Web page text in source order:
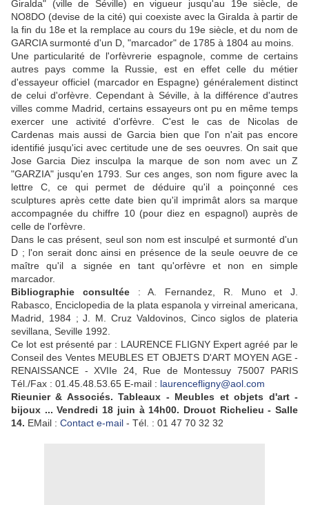
Giralda" (ville de Séville) en vigueur jusqu'au 19e siècle, de
NO8DO (devise de la cité) qui coexiste avec la Giralda à partir de
la fin du 18e et la remplace au cours du 19e siècle, et du nom de
GARCIA surmonté d'un D, "marcador" de 1785 à 1804 au moins.
Une particularité de l'orfèvrerie espagnole, comme de certains
autres pays comme la Russie, est en effet celle du métier
d'essayeur officiel (marcador en Espagne) généralement distinct
de celui d'orfèvre. Cependant à Séville, à la différence d'autres
villes comme Madrid, certains essayeurs ont pu en même temps
exercer une activité d'orfèvre. C'est le cas de Nicolas de
Cardenas mais aussi de Garcia bien que l'on n'ait pas encore
identifié jusqu'ici avec certitude une de ses oeuvres. On sait que
Jose Garcia Diez insculpa la marque de son nom avec un Z
"GARZIA" jusqu'en 1793. Sur ces anges, son nom figure avec la
lettre C, ce qui permet de déduire qu'il a poinçonné ces
sculptures après cette date bien qu'il imprimât alors sa marque
accompagnée du chiffre 10 (pour diez en espagnol) auprès de
celle de l'orfèvre.
Dans le cas présent, seul son nom est insculpé et surmonté d'un
D ; l'on serait donc ainsi en présence de la seule oeuvre de ce
maître qu'il a signée en tant qu'orfèvre et non en simple
marcador.
Bibliographie consultée: A. Fernandez, R. Muno et J.
Rabasco, Enciclopedia de la plata espanola y virreinal americana,
Madrid, 1984 ; J. M. Cruz Valdovinos, Cinco siglos de plateria
sevillana, Seville 1992.
Ce lot est présenté par : LAURENCE FLIGNY Expert agréé par le
Conseil des Ventes MEUBLES ET OBJETS D'ART MOYEN AGE -
RENAISSANCE - XVIIe 24, Rue de Montessuy 75007 PARIS
Tél./Fax : 01.45.48.53.65 E-mail : laurencefligny@aol.com
Rieunier & Associés.Tableaux - Meubles et objets d'art -
bijoux ... Vendredi 18 juin à 14h00. Drouot Richelieu - Salle
14. EMail : Contact e-mail - Tél. : 01 47 70 32 32